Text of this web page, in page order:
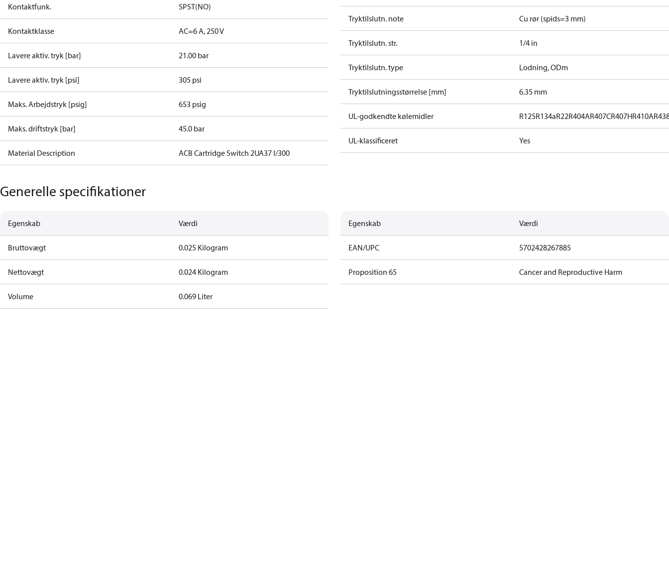
Kontaktfunk. SPST(NO)
Kontaktklasse AC=6 A, 250 V
Lavere aktiv. tryk [bar] 21.00 bar
Lavere aktiv. tryk [psi] 305 psi
Maks. Arbejdstryk [psig] 653 psig
Maks. driftstryk [bar] 45.0 bar
Material Description ACB Cartridge Switch 2UA37 I/300
Tryktilslutn. note Cu rør (spids=3 mm)
Tryktilslutn. str. 1/4 in
Tryktilslutn. type Lodning, ODm
Tryktilslutningsstørrelse [mm] 6.35 mm
UL-godkendte kølemidler R125R134aR22R404AR407CR407HR410A
UL-klassificeret Yes
Generelle specifikationer
Egenskab Værdi
Bruttovægt 0.025 Kilogram
Nettovægt 0.024 Kilogram
Volume 0.069 Liter
Egenskab Værdi
EAN/UPC 5702428267885
Proposition 65 Cancer and Reproductive Harm